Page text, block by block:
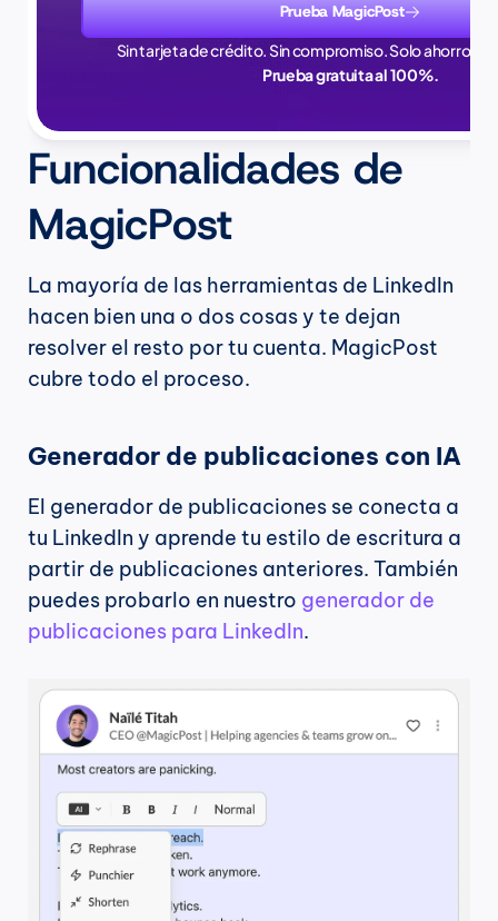
Prueba MagicPost
Sin tarjeta de crédito. Sin compromiso. Solo ahorros
Prueba gratuita al 100%.
Funcionalidades de
MagicPost
La mayoría de las herramientas de LinkedIn
hacen bien una o dos cosas y te dejan
resolver el resto por tu cuenta. MagicPost
cubre todo el proceso.
Generador de publicaciones con IA
El generador de publicaciones se conecta a
tu LinkedIn y aprende tu estilo de escritura a
partir de publicaciones anteriores. También
puedes probarlo en nuestro generador de
publicaciones para LinkedIn.